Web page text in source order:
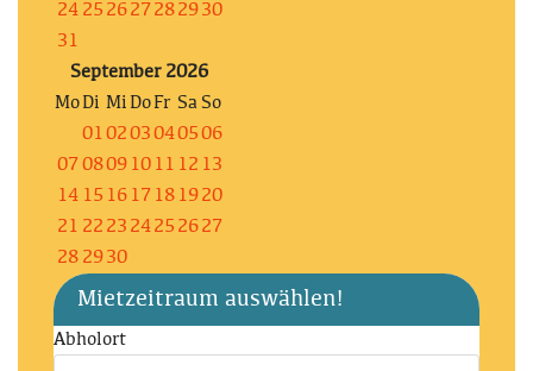
24 25 2627 282930
31
September 2026
MoDi Mi DoFr Sa So
010203040506
07 0809 10 11 12 13
14 15 16 17 18 1920
21 22 23 2425 2627
28 2930
Mietzeitraum auswählen!
Abholort